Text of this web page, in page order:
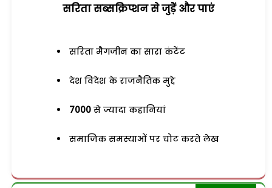
सरिता सब्सक्रिप्शन से जुड़ेें और पाएं
सरिता मैगजीन का सारा कंटेंट
देश विदेश के राजनैतिक मुद्दे
7000 से ज्यादा कहानियां
समाजिक समस्याओं पर चोट करते लेख